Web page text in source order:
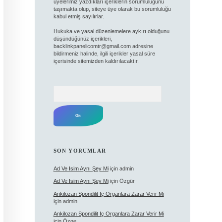
üyelerimiz yazdıkları içeriklerin sorumluluğunu
taşımakta olup, siteye üye olarak bu sorumluluğu
kabul etmiş sayılırlar.
Hukuka ve yasal düzenlemelere aykırı olduğunu
düşündüğünüz içerikleri,
backlinkpanelicomtr@gmail.comadresine
bildirmeniz halinde, ilgili içerikler yasal süre
içerisinde sitemizden kaldırılacaktır.
SON YORUMLAR
Ad Ve Isim Aynı Şey Miiçin admin
Ad Ve Isim Aynı Şey Miiçin Özgür
Ankilozan Spondilit Iç Organlara Zarar Verir Mi
için admin
Ankilozan Spondilit Iç Organlara Zarar Verir Mi